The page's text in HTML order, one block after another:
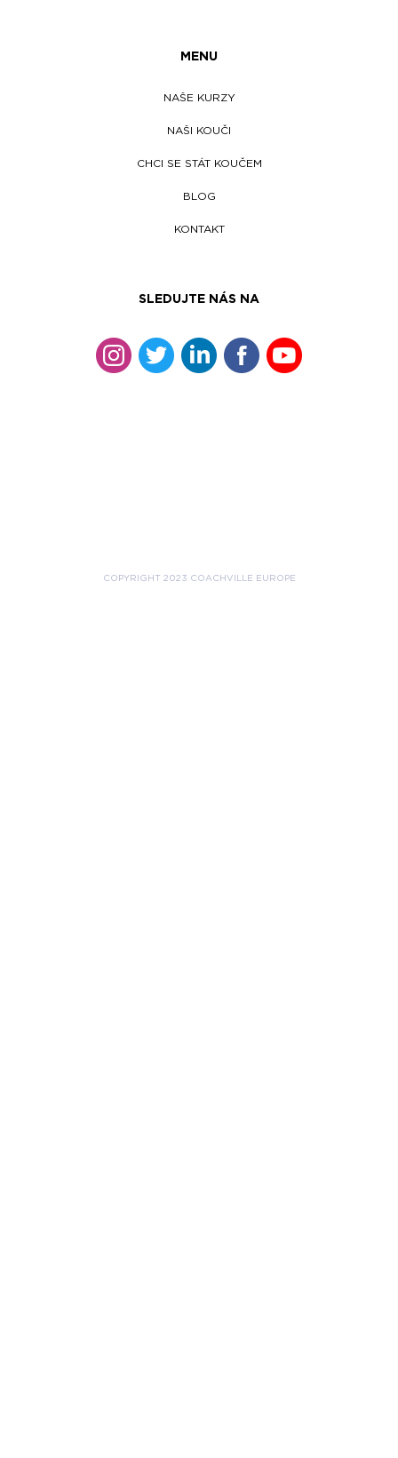
MENU
NAŠE KURZY
NAŠI KOUČI
CHCI SE STÁT KOUČEM
BLOG
KONTAKT
SLEDUJTE NÁS NA
COPYRIGHT 2023 COACHVILLE EUROPE